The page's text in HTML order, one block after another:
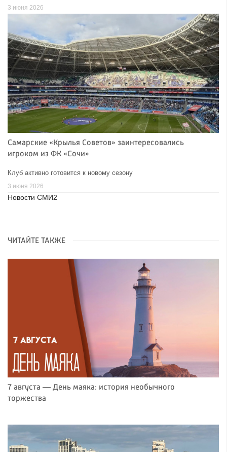
3 июня 2026
Самарские «Крылья Советов» заинтересовались
игроком из ФК «Сочи»
Клуб активно готовится к новому сезону
3 июня 2026
Новости СМИ2
ЧИТАЙТЕ ТАКЖЕ
7 августа — День маяка: история необычного
торжества